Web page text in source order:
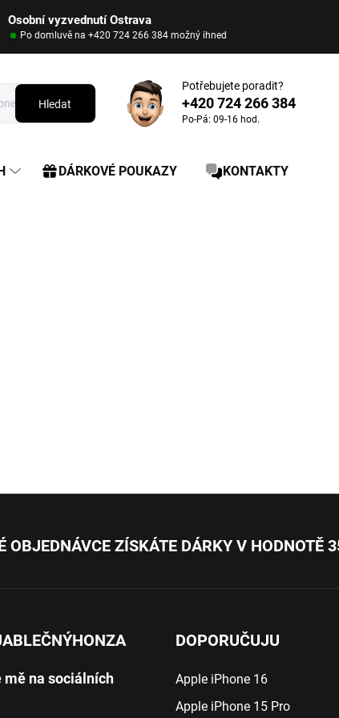
Osobní vyzvednutí Ostrava
Po domluvě na +420 724 266 384 možný ihned
Hledat
Potřebujete poradit?
+420 724 266 384
Po-Pá: 09-16 hod.
DÁRKOVÉ POUKAZY KONTAKTY
OBJEDNÁVCE ZÍSKÁTE DÁRKY V HODNOTĚ
mě na sociálních
DOPORUČUJU
Apple iPhone 16
Apple iPhone 15 Pro